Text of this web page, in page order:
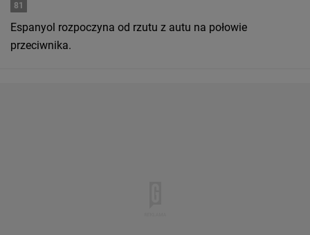
81
Espanyol rozpoczyna od rzutu z autu na połowie
przeciwnika.